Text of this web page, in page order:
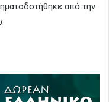
από την